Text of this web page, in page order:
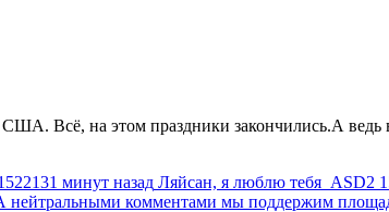
Всё, на этом праздники закончились.А ведь
минут назад Ляйсан, я люблю тебя ASD2
А нейтральными комментами мы поддержим